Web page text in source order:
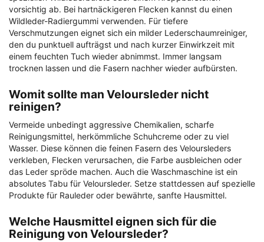
vorsichtig ab. Bei hartnäckigeren Flecken kannst du einen
Wildleder-Radiergummi verwenden. Für tiefere
Verschmutzungen eignet sich ein milder Lederschaumreiniger,
den du punktuell aufträgst und nach kurzer Einwirkzeit mit
einem feuchten Tuch wieder abnimmst. Immer langsam
trocknen lassen und die Fasern nachher wieder aufbürsten.
Womit sollte man Veloursleder nicht
reinigen?
Vermeide unbedingt aggressive Chemikalien, scharfe
Reinigungsmittel, herkömmliche Schuhcreme oder zu viel
Wasser. Diese können die feinen Fasern des Veloursleders
verkleben, Flecken verursachen, die Farbe ausbleichen oder
das Leder spröde machen. Auch die Waschmaschine ist ein
absolutes Tabu für Veloursleder. Setze stattdessen auf spezielle
Produkte für Rauleder oder bewährte, sanfte Hausmittel.
Welche Hausmittel eignen sich für die
Reinigung von Veloursleder?